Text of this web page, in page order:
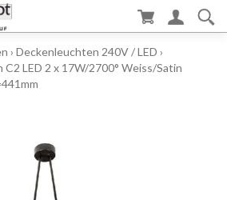
› Deckenleuchten 240V / LED ›
LED 2 x 17W/2700° Weiss/Satin